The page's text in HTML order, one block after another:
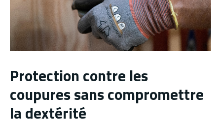
Protection contre les
coupures sans compromettre
la dextérité